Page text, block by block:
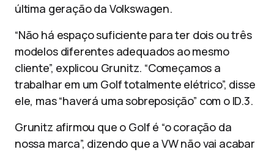
última geração da Volkswagen.
“Não há espaço suficiente para ter dois ou três
modelos diferentes adequados ao mesmo
cliente”, explicou Grunitz. “Começamos a
trabalhar em um Golf totalmente elétrico”, disse
ele, mas “haverá uma sobreposição” com o ID.3.
Grunitz afirmou que o Golf é “o coração da
nossa marca”, dizendo que a VW não vai acabar